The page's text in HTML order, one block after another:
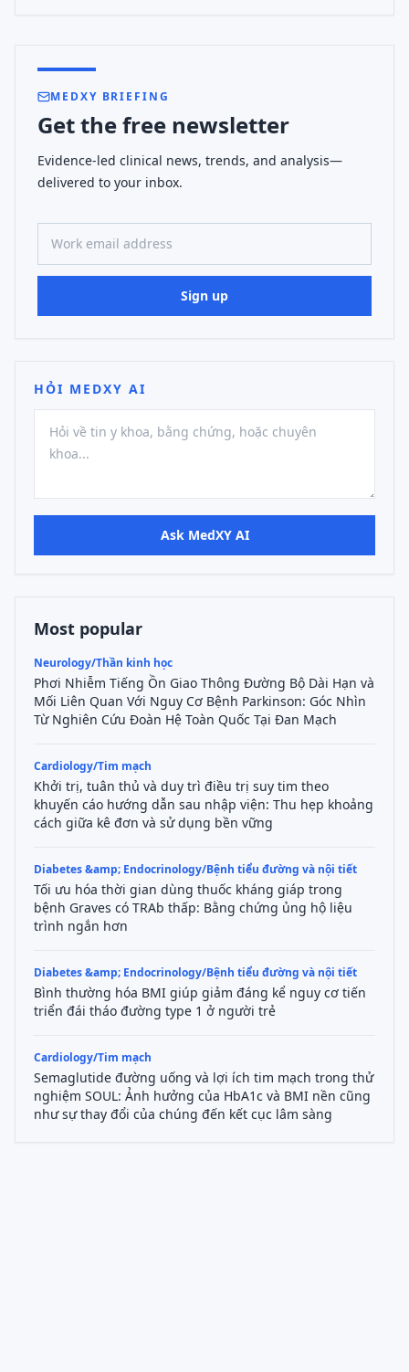
MEDXY BRIEFING
Get the free newsletter
Evidence-led clinical news, trends, and analysis—
delivered to your inbox.
Work email address
Sign up
HỎI MEDXY AI
Ask MedXY AI
Most popular
Neurology/Thần kinh học
Phơi Nhiễm Tiếng Ồn Giao Thông Đường Bộ Dài Hạn và
Mối Liên Quan Với Nguy Cơ Bệnh Parkinson: Góc Nhìn
Từ Nghiên Cứu Đoàn Hệ Toàn Quốc Tại Đan Mạch
Cardiology/Tim mạch
Khởi trị, tuân thủ và duy trì điều trị suy tim theo
khuyến cáo hướng dẫn sau nhập viện: Thu hẹp khoảng
cách giữa kê đơn và sử dụng bền vững
Diabetes &amp; Endocrinology/Bệnh tiểu đường và nội tiết
Tối ưu hóa thời gian dùng thuốc kháng giáp trong
bệnh Graves có TRAb thấp: Bằng chứng ủng hộ liệu
trình ngắn hơn
Diabetes &amp; Endocrinology/Bệnh tiểu đường và nội tiết
Bình thường hóa BMI giúp giảm đáng kể nguy cơ tiến
triển đái tháo đường type 1 ở người trẻ
Cardiology/Tim mạch
Semaglutide đường uống và lợi ích tim mạch trong thử
nghiệm SOUL: Ảnh hưởng của HbA1c và BMI nền cũng
như sự thay đổi của chúng đến kết cục lâm sàng